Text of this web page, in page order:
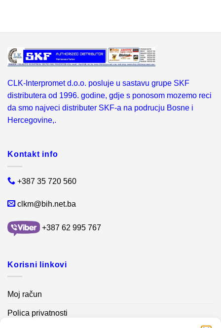
CLK-Interpromet d.o.o. posluje u sastavu grupe SKF
distributera od 1996. godine, gdje s ponosom mozemo reci
da smo najveci distributer SKF-a na podrucju Bosne i
Hercegovine,.
Kontakt info
+387 35 720 560
clkm@bih.net.ba
+387 62 995 767
Korisni linkovi
Moj račun
Polica privatnosti